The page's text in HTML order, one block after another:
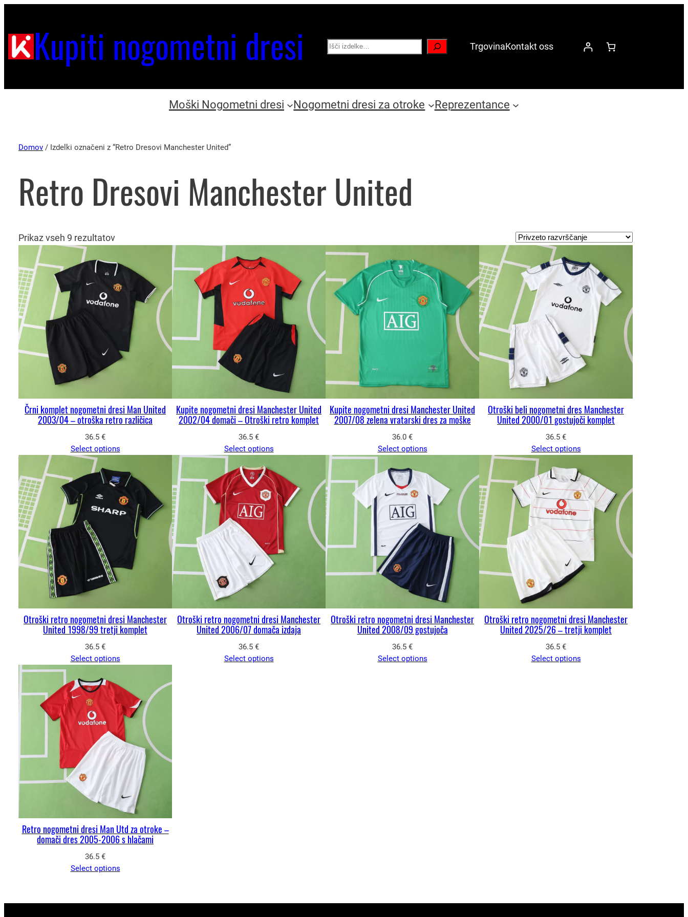
Kupiti nogometni dresi Search TrgovinaKontakt oss
Moški Nogometni dresi Nogometni dresi za otroke Reprezentance
Domov / Izdelki označeni z “Retro Dresovi Manchester United”
Retro Dresovi Manchester United
Prikaz vseh 9 rezultatov
Črni komplet nogometni dresi Man United
2003/04 – otroška retro različica
36.5 €
Select options
Kupite nogometni dresi Manchester United
2002/04 domači – Otroški retro komplet
36.5 €
Select options
Kupite nogometni dresi Manchester United
2007/08 zelena vratarski dres za moške
36.0 €
Select options
Otroški beli nogometni dres Manchester
United 2000/01 gostujoči komplet
36.5 €
Select options
Otroški retro nogometni dresi Manchester
United 1998/99 tretji komplet
36.5 €
Select options
Otroški retro nogometni dresi Manchester
United 2006/07 domača izdaja
36.5 €
Select options
Otroški retro nogometni dresi Manchester
United 2008/09 gostujoča
36.5 €
Select options
Otroški retro nogometni dresi Manchester
United 2025/26 – tretji komplet
36.5 €
Select options
Retro nogometni dresi Man Utd za otroke –
domači dres 2005-2006 s hlačami
36.5 €
Select options